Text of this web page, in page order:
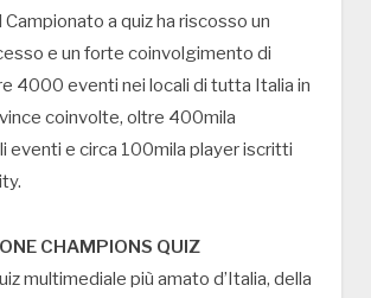
Campionato a quiz ha riscosso un
e un forte coinvolgimento di
4000 eventi nei locali di tutta Italia in
coinvolte, oltre 400mila
eventi e circa 100mila player iscritti
CHAMPIONS QUIZ
multimediale più amato d’Italia, della